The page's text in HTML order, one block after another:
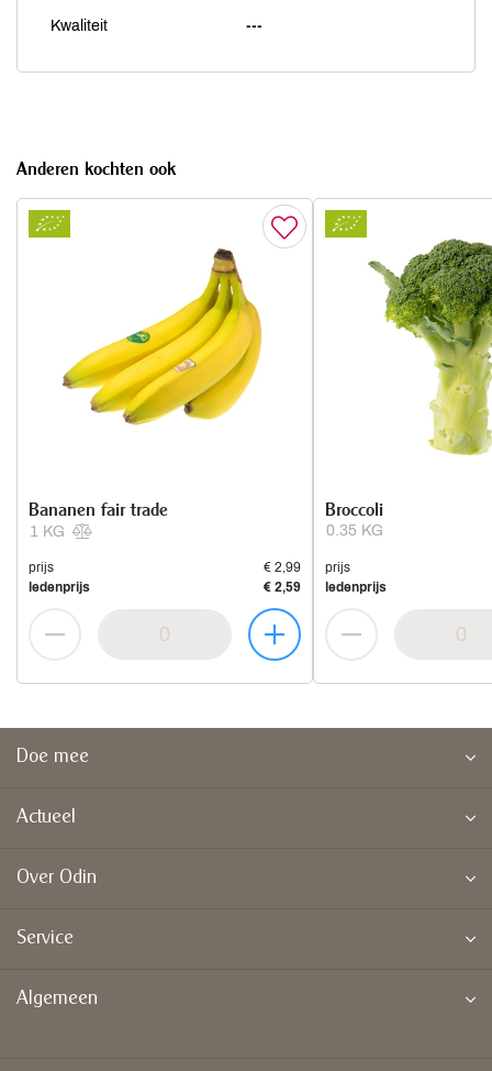
Kwaliteit ---
Anderen kochten ook
1 KG
Bananen fair trade
prijs
€ 2,99
ledenprijs
€ 2,59
0.35 KG
Broccoli
prijs
ledenprijs
Doe mee
Actueel
Over Odin
Service
Algemeen